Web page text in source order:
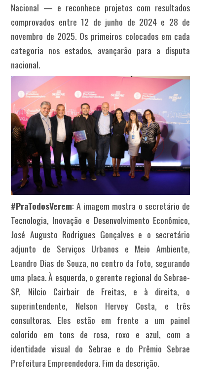
Nacional — e reconhece projetos com resultados
comprovados entre 12 de junho de 2024 e 28 de
novembro de 2025. Os primeiros colocados em cada
categoria nos estados, avançarão para a disputa
nacional.
#PraTodosVerem: A imagem mostra o secretário de
Tecnologia, Inovação e Desenvolvimento Econômico,
José Augusto Rodrigues Gonçalves e o secretário
adjunto de Serviços Urbanos e Meio Ambiente,
Leandro Dias de Souza, no centro da foto, segurando
uma placa. À esquerda, o gerente regional do Sebrae-
SP, Nilcio Cairbair de Freitas, e à direita, o
superintendente, Nelson Hervey Costa, e três
consultoras. Eles estão em frente a um painel
colorido em tons de rosa, roxo e azul, com a
identidade visual do Sebrae e do Prêmio Sebrae
Prefeitura Empreendedora. Fim da descrição.